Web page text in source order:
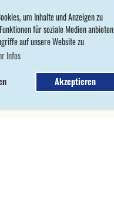
um Inhalte und Anzeigen zu
für soziale Medien anbieten
auf unsere Website zu
Infos
Akzeptieren